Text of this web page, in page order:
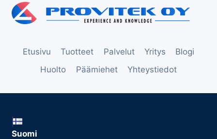
Etusivu Tuotteet Palvelut Yritys
Blogi
Huolto
Päämiehet Yhteystiedot
Suomi